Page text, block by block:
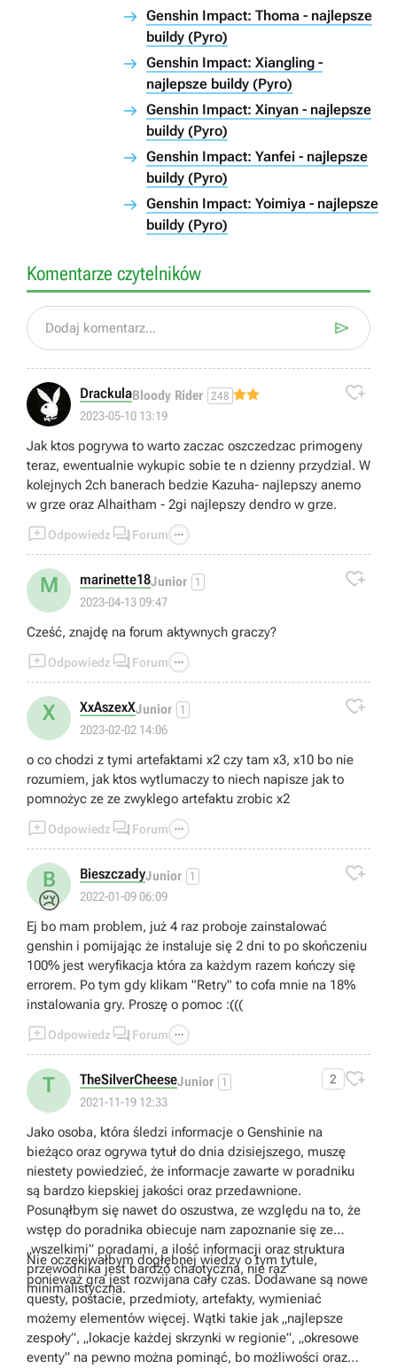
Genshin Impact: Thoma - najlepsze
buildy (Pyro)
Genshin Impact: Xiangling -
najlepsze buildy (Pyro)
Genshin Impact: Xinyan - najlepsze
buildy (Pyro)
Genshin Impact: Yanfei - najlepsze
buildy (Pyro)
Genshin Impact: Yoimiya - najlepsze
buildy (Pyro)
Komentarze czytelników
Dodaj komentarz... 
DrackulaBloody Rider 248
2023-05-10 13:19

Jak ktos pogrywa to warto zaczac oszczedzac primogeny
teraz, ewentualnie wykupic sobie te n dzienny przydzial. W
kolejnych 2ch banerach bedzie Kazuha- najlepszy anemo
w grze oraz Alhaitham - 2gi najlepszy dendro w grze.
Odpowiedz  Forum 
M marinette18Junior 1
2023-04-13 09:47

Cześć, znajdę na forum aktywnych graczy?
Odpowiedz  Forum 
X XxAszexXJunior 1
2023-02-02 14:06

o co chodzi z tymi artefaktami x2 czy tam x3, x10 bo nie
rozumiem, jak ktos wytlumaczy to niech napisze jak to
pomnożyc ze ze zwyklego artefaktu zrobic x2
Odpowiedz  Forum 
B
😢
BieszczadyJunior 1
2022-01-09 06:09

Ej bo mam problem, już 4 raz proboje zainstalować
genshin i pomijając że instaluje się 2 dni to po skończeniu
100% jest weryfikacja która za każdym razem kończy się
errorem. Po tym gdy klikam "Retry" to cofa mnie na 18%
instalowania gry. Proszę o pomoc :(((
Odpowiedz  Forum 
T TheSilverCheeseJunior 1
2021-11-19 12:33
2 
Jako osoba, która śledzi informacje o Genshinie na
bieżąco oraz ogrywa tytuł do dnia dzisiejszego, muszę
niestety powiedzieć, że informacje zawarte w poradniku
są bardzo kiepskiej jakości oraz przedawnione.
Posunąłbym się nawet do oszustwa, ze względu na to, że
wstęp do poradnika obiecuje nam zapoznanie się ze
„wszelkimi” poradami, a ilość informacji oraz struktura
przewodnika jest bardzo chaotyczna, nie raz
minimalistyczna.
Nie oczekiwałbym dogłębnej wiedzy o tym tytule,
ponieważ gra jest rozwijana cały czas. Dodawane są nowe
questy, postacie, przedmioty, artefakty, wymieniać
możemy elementów więcej. Wątki takie jak „najlepsze
zespoły”, „lokacje każdej skrzynki w regionie”, „okresowe
eventy” na pewno można pominąć, bo możliwości oraz